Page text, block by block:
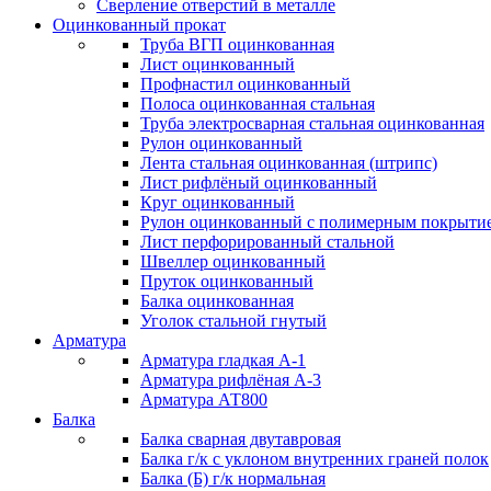
Сверление отверстий в металле
Оцинкованный прокат
Труба ВГП оцинкованная
Лист оцинкованный
Профнастил оцинкованный
Полоса оцинкованная стальная
Труба электросварная стальная оцинкованная
Рулон оцинкованный
Лента стальная оцинкованная (штрипс)
Лист рифлёный оцинкованный
Круг оцинкованный
Рулон оцинкованный с полимерным
Лист перфорированный стальной
Швеллер оцинкованный
Пруток оцинкованный
Балка оцинкованная
Уголок стальной гнутый
Арматура
Арматура гладкая А-1
Арматура рифлёная А-3
Арматура АТ800
Балка
Балка сварная двутавровая
Балка г/к с уклоном внутренних граней полок
Балка (Б) г/к нормальная